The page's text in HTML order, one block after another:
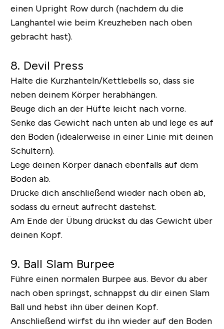
einen Upright Row durch (nachdem du die
Langhantel wie beim Kreuzheben nach oben
gebracht hast).
8. Devil Press
Halte die Kurzhanteln/Kettlebells so, dass sie
neben deinem Körper herabhängen.
Beuge dich an der Hüfte leicht nach vorne.
Senke das Gewicht nach unten ab und lege es auf
den Boden (idealerweise in einer Linie mit deinen
Schultern).
Lege deinen Körper danach ebenfalls auf dem
Boden ab.
Drücke dich anschließend wieder nach oben ab,
sodass du erneut aufrecht dastehst.
Am Ende der Übung drückst du das Gewicht über
deinen Kopf.
9. Ball Slam Burpee
Führe einen normalen Burpee aus. Bevor du aber
nach oben springst, schnappst du dir einen Slam
Ball und hebst ihn über deinen Kopf.
Anschließend wirfst du ihn wieder auf den Boden